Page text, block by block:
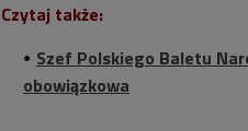
Czytaj także:
Szef Polskiego Baletu
obowiązkowa